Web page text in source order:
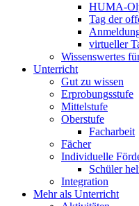
HUMA-
Tag der
virtueller
Wissenswertes
Unterricht
Gut zu wissen
Erprobungsstufe
Mittelstufe
Oberstufe
Facharbeit
Fächer
Individuelle
Schüler
Integration
Mehr als Unterricht